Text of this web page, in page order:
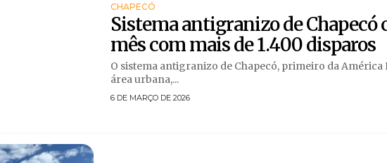
CHAPECÓ
Sistema antigranizo de Chapecó
mês com mais de 1.400 disparos
O sistema antigranizo de Chapecó, primeiro da
área urbana,...
6 DE MARÇO DE 2026